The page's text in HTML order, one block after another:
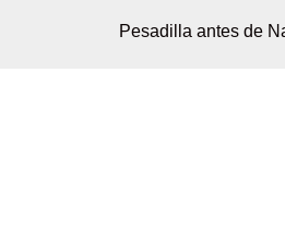
Pesadilla antes de